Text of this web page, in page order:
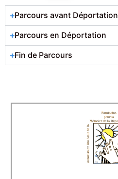
Parcours avant Déportation
Parcours en Déportation
Fin de Parcours